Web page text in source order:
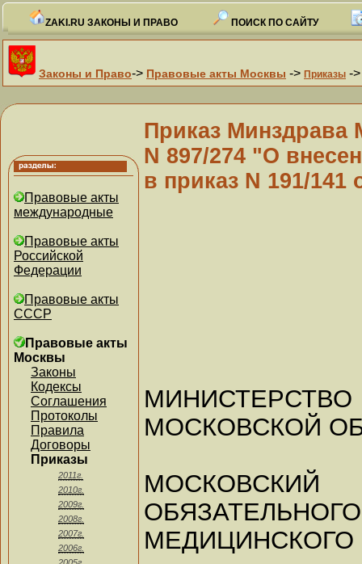
ZAKI.RU ЗАКОНЫ И ПРАВО ПОИСК ПО САЙТУ
Законы и Право-> Правовые акты Москвы -> Приказы -
Правовые акты
международные
Правовые акты
Российской
Федерации
Правовые акты
СССР
Правовые акты
Москвы
Законы
Кодексы
Соглашения
Протоколы
Правила
Договоры
Приказы
2011г.
2010г.
2009г.
2008г.
2007г.
2006г.
Приказ
N 897/274 "О
в приказ N 191/141
МОСКОВСКОЙ
ОБЯЗАТЕЛЬНОГО
МЕДИЦИНСКОГО